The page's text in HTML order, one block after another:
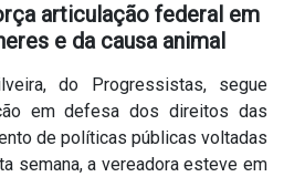
articulação federal em
e da causa animal
do Progressistas, segue
em defesa dos direitos das
de políticas públicas voltadas
semana, a vereadora esteve em